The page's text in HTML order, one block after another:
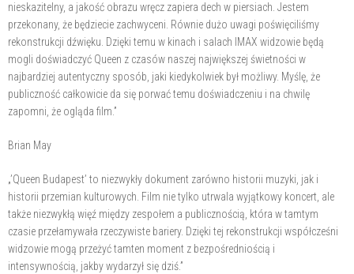
nieskazitelny, a jakość obrazu wręcz zapiera dech w piersiach. Jestem
przekonany, że będziecie zachwyceni. Równie dużo uwagi poświęciliśmy
rekonstrukcji dźwięku. Dzięki temu w kinach i salach IMAX widzowie będą
mogli doświadczyć Queen z czasów naszej największej świetności w
najbardziej autentyczny sposób, jaki kiedykolwiek był możliwy. Myślę, że
publiczność całkowicie da się porwać temu doświadczeniu i na chwilę
zapomni, że ogląda film.”
Brian May
„’Queen Budapest’ to niezwykły dokument zarówno historii muzyki, jak i
historii przemian kulturowych. Film nie tylko utrwala wyjątkowy koncert, ale
także niezwykłą więź między zespołem a publicznością, która w tamtym
czasie przełamywała rzeczywiste bariery. Dzięki tej rekonstrukcji współcześni
widzowie mogą przeżyć tamten moment z bezpośredniością i
intensywnością, jakby wydarzył się dziś.”